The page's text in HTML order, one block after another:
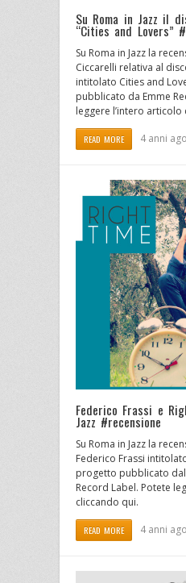
Su Roma in Jazz il
“Cities and Lovers”
Su Roma in Jazz la
Ciccarelli relativa al
intitolato Cities and
pubblicato da Emme
leggere l’intero articolo
READ MORE 4 anni ago
Federico Frassi e
Jazz #recensione
Su Roma in Jazz la
Federico Frassi
progetto pubblicato
Record Label. Potete
cliccando qui.
READ MORE 4 anni ago